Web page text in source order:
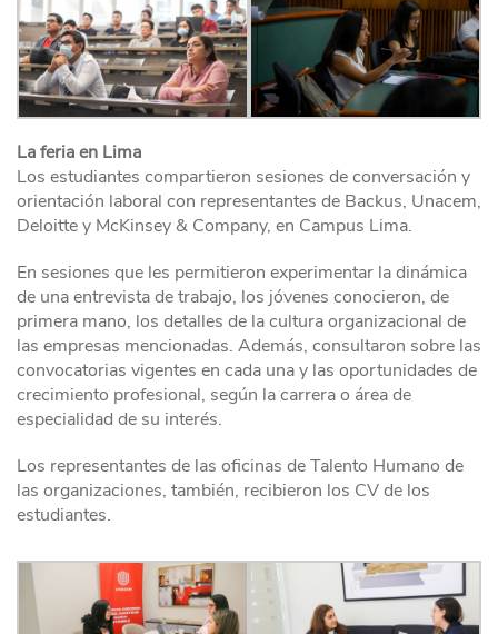
La feria en Lima
Los estudiantes compartieron sesiones de conversación y
orientación laboral con representantes de Backus, Unacem,
Deloitte y McKinsey & Company, en Campus Lima.
En sesiones que les permitieron experimentar la dinámica
de una entrevista de trabajo, los jóvenes conocieron, de
primera mano, los detalles de la cultura organizacional de
las empresas mencionadas. Además, consultaron sobre las
convocatorias vigentes en cada una y las oportunidades de
crecimiento profesional, según la carrera o área de
especialidad de su interés.
Los representantes de las oficinas de Talento Humano de
las organizaciones, también, recibieron los CV de los
estudiantes.